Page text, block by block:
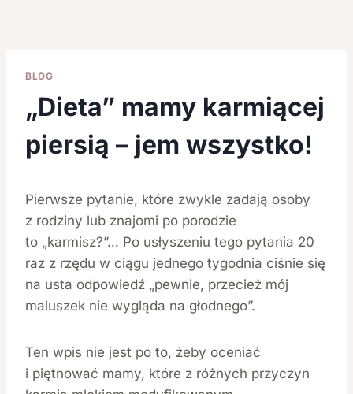
BLOG
„Dieta” mamy karmiącej
piersią – jem wszystko!
Pierwsze pytanie, które zwykle zadają osoby
z rodziny lub znajomi po porodzie
to „karmisz?”… Po usłyszeniu tego pytania 20
raz z rzędu w ciągu jednego tygodnia ciśnie się
na usta odpowiedź „pewnie, przecież mój
maluszek nie wygląda na głodnego”.
Ten wpis nie jest po to, żeby oceniać
i piętnować mamy, które z różnych przyczyn